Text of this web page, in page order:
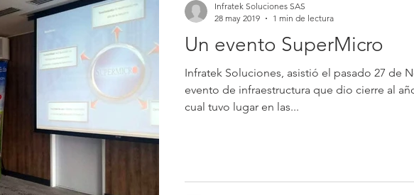
Un evento SuperMicro
Infratek Soluciones, asistió el pasado 27 de
evento de infraestructura que dio cierre al
cual tuvo lugar en las...
Infratek Soluciones SAS
28 may 2019
1 min de lectura